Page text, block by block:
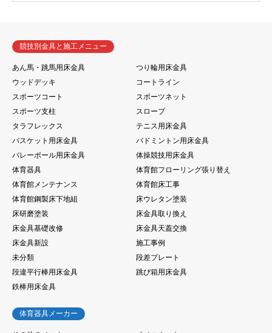
競技別金具と施工メニュー
あん馬・跳馬用床金具
つり輪用床金具
ウッドデッキ
コートライン
スポーツコート
スポーツネット
スポーツ支柱
スロープ
タラフレックス
テニス用床金具
バスケット用床金具
バドミントン用床金具
バレーボール用床金具
体操競技用床金具
体育器具
体育館フローリング張り替え
体育館メンテナンス
体育館床工事
体育館鋼製床下地組
床ウレタン塗装
床研磨塗装
床金具取り換え
床金具基礎改修
床金具天蓋交換
床金具新設
施工事例
未分類
段差プレート
段違平行棒用床金具
跳び箱用床金具
鉄棒用床金具
体育器具メーカー